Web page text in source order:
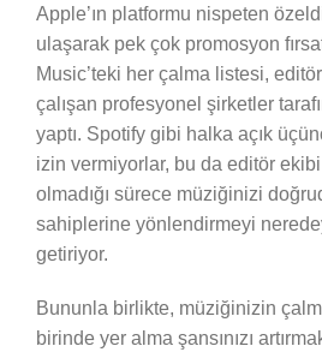
Apple’ın platformu nispeten
ulaşarak pek çok promosyon
Music’teki her çalma listesi,
çalışan profesyonel şirketler
yaptı. Spotify gibi halka açık
izin vermiyorlar, bu da editör ekibi
olmadığı sürece müziğinizi
sahiplerine yönlendirmeyi
getiriyor.
Bununla birlikte, müziğinizin
birinde yer alma şansınızı